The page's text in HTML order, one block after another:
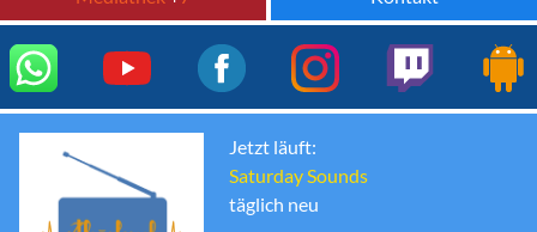
Jetzt läuft:
Saturday Sounds
täglich neu